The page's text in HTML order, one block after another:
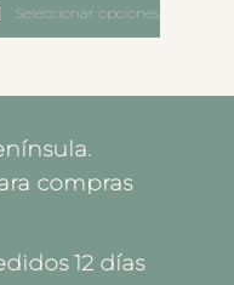
Seleccionar opciones
la Península.
compras
12 días